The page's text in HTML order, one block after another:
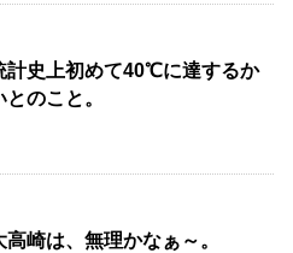
計史上初めて40℃に達するか
のこと。
崎は、無理かなぁ～。